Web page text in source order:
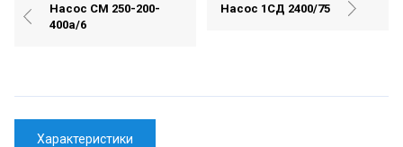
Насос СМ 250-200-
400а/6
Насос 1СД 2400/75
Характеристики